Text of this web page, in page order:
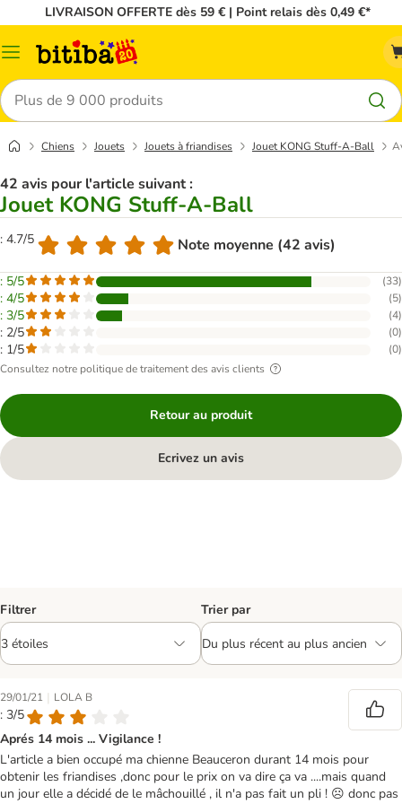
LIVRAISON OFFERTE dès 59 € | Point relais dès 0,49 €*
Menu
Rechercher
Chiens Jouets Jouets à friandises Jouet KONG Stuff-A-Ball
42 avis pour l'article suivant :
Jouet KONG Stuff-A-Ball
: 4.7/5 Note moyenne (42 avis)
: 5/5 (33)
: 4/5 (5)
: 3/5 (4)
: 2/5 (0)
: 1/5 (0)
Consultez notre politique de traitement des avis clients
Retour au produit
Ecrivez un avis
Filtrer Trier par
29/01/21 | LOLA B
: 3/5
Aprés 14 mois ... Vigilance !
L'article a bien occupé ma chienne Beauceron durant 14 mois pour
obtenir les friandises ,donc pour le prix on va dire ça va ....mais quand
un jour elle a décidé de le mâchouillé , il n'a pas fait un pli ! ☹ donc pas